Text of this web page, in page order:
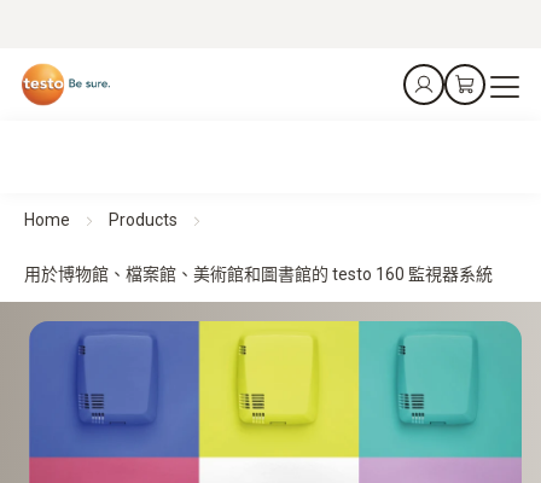
Home Products
用於博物館、檔案館、美術館和圖書館的 testo 160 監視器系統